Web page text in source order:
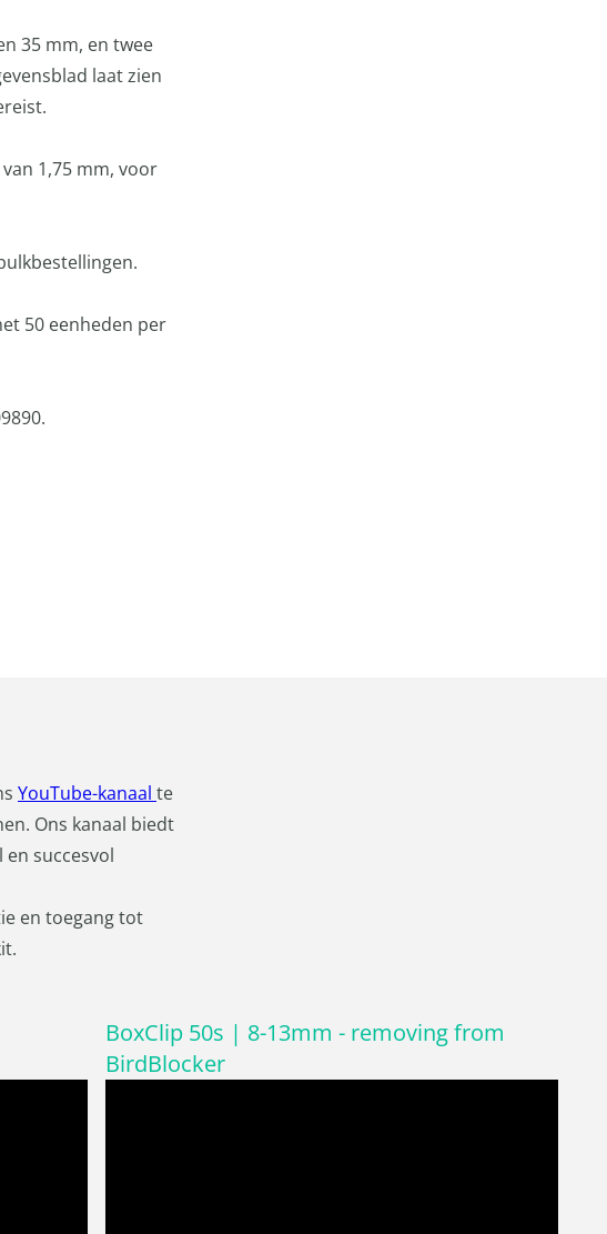
35 mm, en twee
laat zien
1,75 mm, voor
50 eenheden per
YouTube-kanaal te
Ons kanaal biedt
succesvol
en toegang tot
BoxClip 50s | 8-13mm - removing from
BirdBlocker